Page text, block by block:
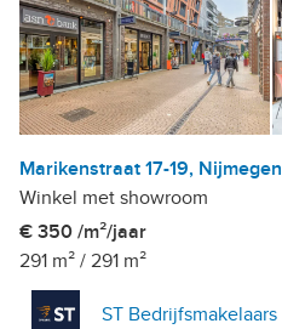
Marikenstraat 17-19, Nijmegen
Winkel met showroom
€ 350 /m²/jaar
291 m² / 291 m²
ST Bedrijfsmakelaars